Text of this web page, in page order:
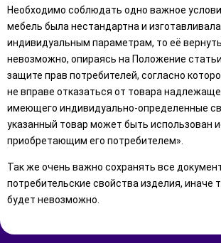
Необходимо соблюдать одно важное
мебель была нестандартна и
индивидуальным параметрам, то её
невозможно, опираясь на Положение
защите прав потребителей, согласно
не вправе отказаться от товара
имеющего индивидуально-определенные
указанный товар может быть использован
приобретающим его потребителем».
Так же очень важно сохранять все
потребительские свойства изделия, иначе
будет невозможно.